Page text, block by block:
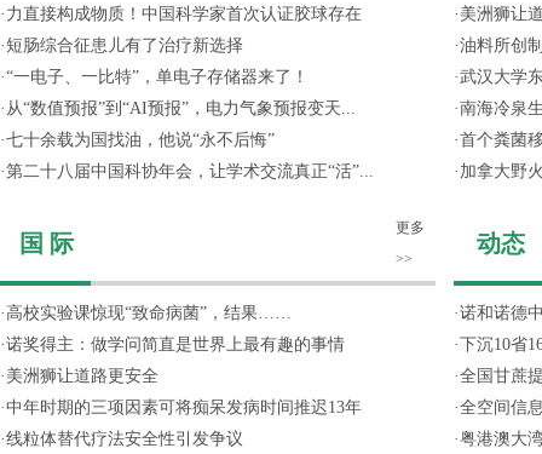
· 力直接构成物质！中国科学家首次认证胶球存在
· 短肠综合征患儿有了治疗新选择
·“一电子、一比特”，单电子存储器来了！
· 从“数值预报”到“AI预报”，电力气象预报变天...
·七十余载为国找油，他说“永不后悔”
·第二十八届中国科协年会，让学术交流真正“活”...
国 际
更多
>>
· 高校实验课惊现“致命病菌”，结果……
·诺奖得主：做学问简直是世界上最有趣的事情
· 美洲狮让道路更安全
·中年时期的三项因素可将痴呆发病时间推迟13年
·线粒体替代疗法安全性引发争议
· 美洲狮让
·油料所创
·武汉大学
·南海冷泉
·首个粪菌
· 加拿大野
动态
·诺和诺德
·下沉10省
·全国甘蔗
·全空间信
·粤港澳大